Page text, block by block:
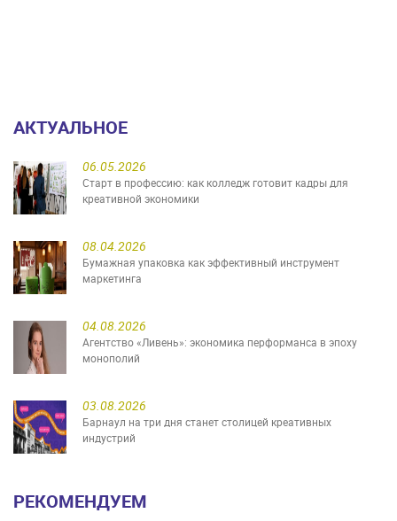
АКТУАЛЬНОЕ
06.05.2026
Старт в профессию: как колледж готовит кадры для
креативной экономики
08.04.2026
Бумажная упаковка как эффективный инструмент
маркетинга
04.08.2026
Агентство «Ливень»: экономика перформанса в эпоху
монополий
03.08.2026
Барнаул на три дня станет столицей креативных
индустрий
РЕКОМЕНДУЕМ